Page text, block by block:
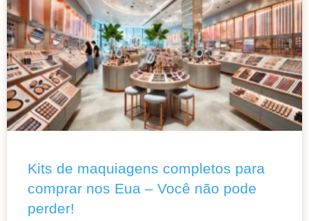
Kits de maquiagens completos para
comprar nos Eua – Você não pode
perder!